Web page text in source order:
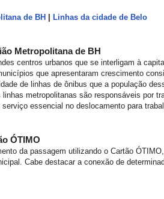
de BH
Linhas da cidade de Belo
Metropolitana de BH
centros urbanos que se interligam à
que apresentaram crescimento
de linhas de ônibus que a população
metropolitanas são responsáveis por
essencial no deslocamento para
ÓTIMO
da passagem utilizando o Cartão
Cabe destacar a conexão de